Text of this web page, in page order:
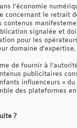
l’économie
le retrait
signalée et
pour les
domaine d’expertise.
de fournir à
publicitaires
influenceurs »
des plateformes
?